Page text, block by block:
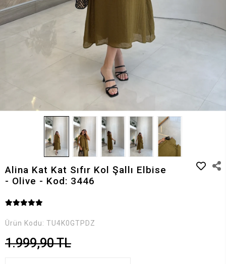
Alina Kat Kat Sıfır Kol Şallı Elbise
- Olive - Kod: 3446
Ürün Kodu: TU4K0GTPDZ
1.999,90 TL